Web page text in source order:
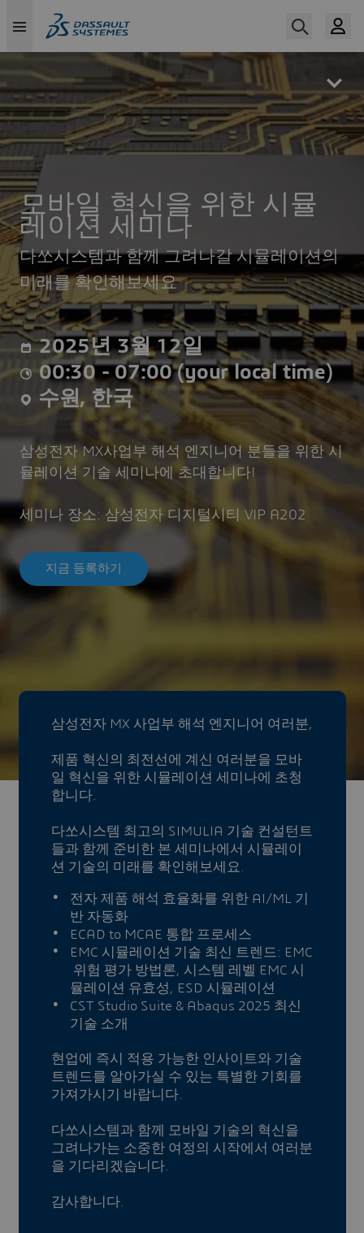
모바일 혁신을 위한 시뮬
레이션 세미나
다쏘시스템과 함께 그려나갈 시뮬레이션의
미래를 확인해보세요
2025년 3월 12일
00:30 - 07:00 (your local time)
수원, 한국
삼성전자 MX사업부 해석 엔지니어 분들을 위한 시
뮬레이션 기술 세미나에 초대합니다!
세미나 장소: 삼성전자 디지털시티 VIP A202
지금 등록하기
삼성전자 MX 사업부 해석 엔지니어 여러분,
제품 혁신의 최전선에 계신 여러분을 모바
일 혁신을 위한 시뮬레이션 세미나에 초청
합니다.
다쏘시스템 최고의 SIMULIA 기술 컨설턴트
들과 함께 준비한 본 세미나에서 시뮬레이
션 기술의 미래를 확인해보세요.
전자 제품 해석 효율화를 위한 AI/ML 기
반 자동화
ECAD to MCAE 통합 프로세스
EMC 시뮬레이션 기술 최신 트렌드: EMC
위험 평가 방법론, 시스템 레벨 EMC 시
뮬레이션 유효성, ESD 시뮬레이션
CST Studio Suite & Abaqus 2025 최신
기술 소개
현업에 즉시 적용 가능한 인사이트와 기술
트렌드를 알아가실 수 있는 특별한 기회를
가져가시기 바랍니다.
다쏘시스템과 함께 모바일 기술의 혁신을
그려나가는 소중한 여정의 시작에서 여러분
을 기다리겠습니다.
​​​​​​​감사합니다.